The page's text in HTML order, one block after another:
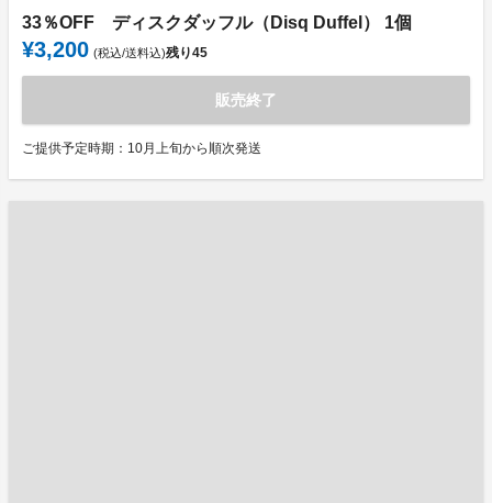
33％OFF ディスクダッフル（Disq Duffel） 1個
¥3,200 (税込/送料込)残り45
販売終了
ご提供予定時期：10月上旬から順次発送